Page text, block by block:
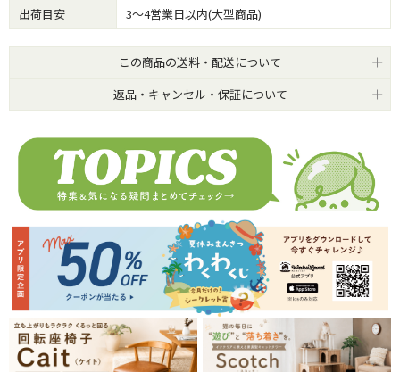
出荷目安
3～4営業日以内(大型商品)
この商品の送料・配送について
返品・キャンセル・保証について